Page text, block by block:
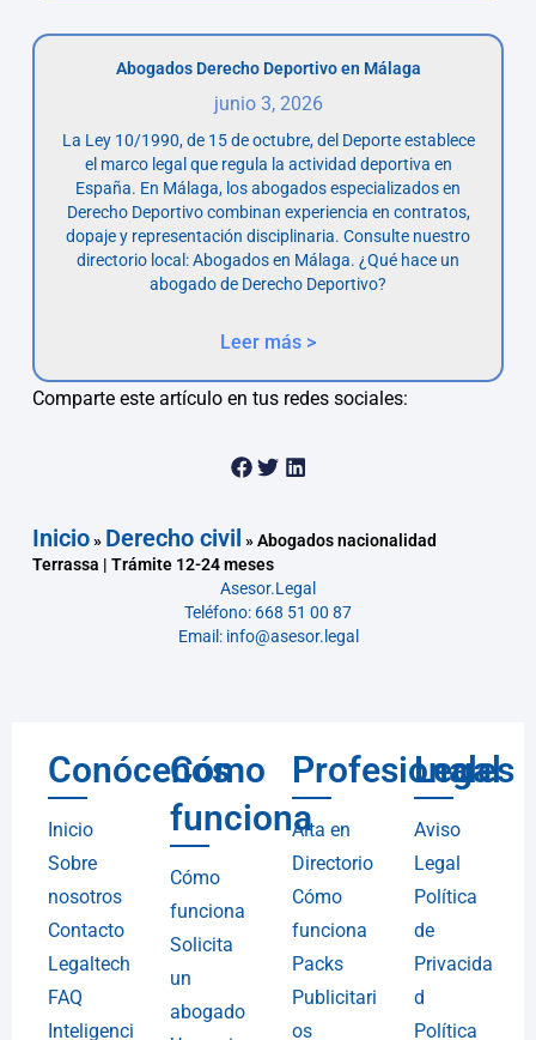
Abogados Derecho Deportivo en Málaga
junio 3, 2026
La Ley 10/1990, de 15 de octubre, del Deporte establece
el marco legal que regula la actividad deportiva en
España. En Málaga, los abogados especializados en
Derecho Deportivo combinan experiencia en contratos,
dopaje y representación disciplinaria. Consulte nuestro
directorio local: Abogados en Málaga. ¿Qué hace un
abogado de Derecho Deportivo?
Leer más >
Comparte este artículo en tus redes sociales:
Inicio» Derecho civil »Abogados nacionalidad
Terrassa | Trámite 12-24 meses
Asesor.Legal
Teléfono: 668 51 00 87
Email: info@asesor.legal
Conócenos
Inicio
Sobre
nosotros
Contacto
Legaltech
FAQ
Inteligenci
Cómo
funciona
Cómo
funciona
Solicita
un
abogado
Profesionales
Alta en
Directorio
Cómo
funciona
Packs
Publicitari
os
Legal
Aviso
Legal
Política
de
Privacida
d
Política